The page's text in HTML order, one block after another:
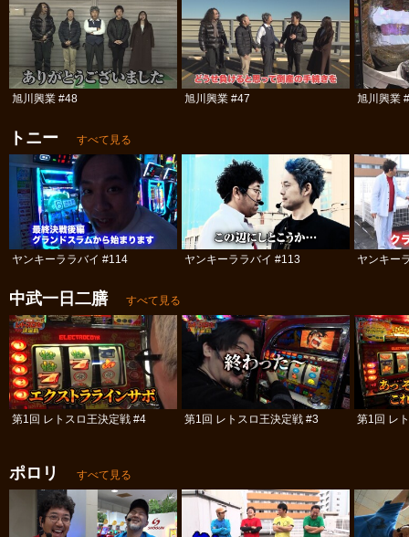
旭川興業 #48 旭川興業 #47 旭川興業
トニー すべて見る
ヤンキーララバイ #114 ヤンキーララバイ #113 ヤンキー
中武一日二膳 すべて見る
第1回 レトスロ王決定戦 #4 第1回 レトスロ王決定戦 #3 第1回 レ
ポロリ すべて見る